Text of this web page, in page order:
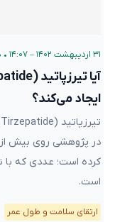
۳۱ اردیبهشت ۱۴۰۲ – ۱۴:۰۷ •
ایجاد می‌کند؟
کرده است؛ عددی که
است.
ارتقای سلامت و طول عمر